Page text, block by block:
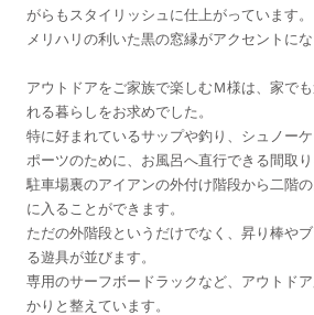
がらもスタイリッシュに仕上がっています。
メリハリの利いた黒の窓縁がアクセントにな
アウトドアをご家族で楽しむＭ様は、家で
れる暮らしをお求めでした。
特に好まれているサップや釣り、シュノー
ポーツのために、お風呂へ直行できる間取り
駐車場裏のアイアンの外付け階段から二階
に入ることができます。
ただの外階段というだけでなく、昇り棒や
る遊具が並びます。
専用のサーフボードラックなど、アウトド
かりと整えています。